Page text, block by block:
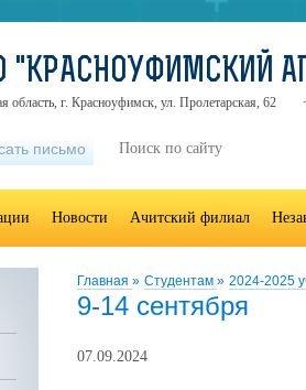
Главная » Студентам » 2024-2025
9-14 сентября
07.09.2024
"КРАСНОУФИМСКИЙ
область, г. Красноуфимск, ул. Пролетарская, 62
письмо
Новости Ачитский филиал